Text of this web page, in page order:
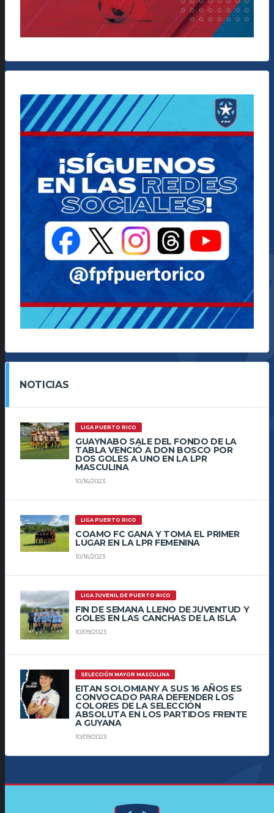
NOTICIAS
LIGA PUERTO RICO
GUAYNABO SALE DEL FONDO DE LA
TABLA VENCIÓ A DON BOSCO POR
DOS GOLES A UNO EN LA LPR
MASCULINA
10/16/2023
LIGA PUERTO RICO
COAMO FC GANA Y TOMA EL PRIMER
LUGAR EN LA LPR FEMENINA
10/16/2023
LIGA JUVENIL DE PUERTO RICO
FIN DE SEMANA LLENO DE JUVENTUD Y
GOLES EN LAS CANCHAS DE LA ISLA
10/09/2023
SELECCIÓN MAYOR MASCULINA
EITAN SOLOMIANY A SUS 16 AÑOS ES
CONVOCADO PARA DEFENDER LOS
COLORES DE LA SELECCIÓN
ABSOLUTA EN LOS PARTIDOS FRENTE
A GUYANA
10/09/2023